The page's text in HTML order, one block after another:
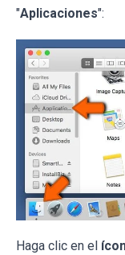
"Aplicaciones":
Haga clic en el